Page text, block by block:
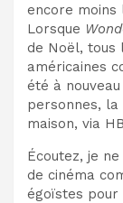
encore moins
Lorsque
de Noël, tous
américaines
été à
personnes,
maison, via
Écoutez, je
de cinéma
égoïstes